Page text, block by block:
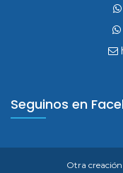
Seguinos en
Otra creación